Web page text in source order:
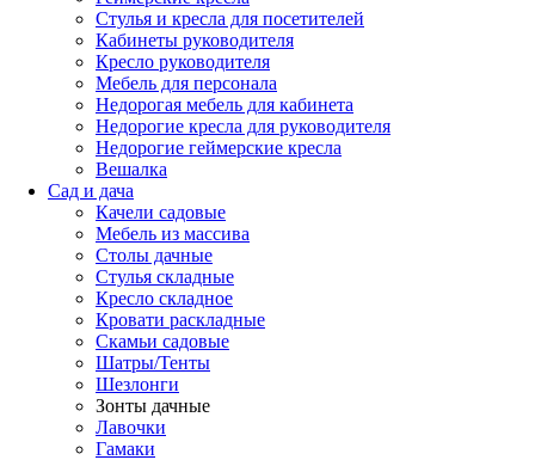
Стулья и кресла для посетителей
Кабинеты руководителя
Кресло руководителя
Мебель для персонала
Недорогая мебель для кабинета
Недорогие кресла для руководителя
Недорогие геймерские кресла
Вешалка
Сад и дача
Качели садовые
Мебель из массива
Столы дачные
Стулья складные
Кресло складное
Кровати раскладные
Скамьи садовые
Шатры/Тенты
Шезлонги
Зонты дачные
Лавочки
Гамаки